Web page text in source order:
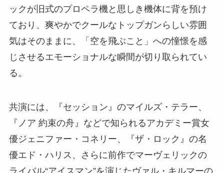
ックが旧式のプロペラ機と思しき機体に背を預け
ており、爽やかでクールなトップガンらしい雰囲
気はそのままに、「空を飛ぶこと」への憧憬を感
じさせるエモーショナルな瞬間が切り取られてい
る。
共演には、『セッション』のマイルズ・テラー、
『ノア 約束の舟』などで知られるアカデミー賞女
優ジェニファー・コネリー、『ザ・ロック』の名
優エド・ハリス、さらに前作でマーヴェリックの